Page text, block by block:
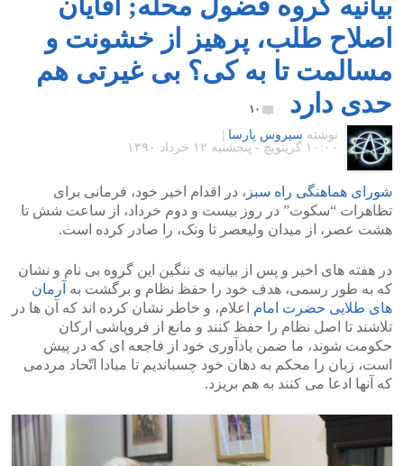
اصلاح طلب، پرهیز از خشونت و
مسالمت تا به کی؟ بی غیرتی هم
حدی دارد
۱۰
نوشته سیروس پارسا
۱۰:۰۰ گرينويچ - پنجشنبه ۱۲ خرداد ۱۳۹۰
شورای هماهنگی راه سبز ، در اقدام اخیر خود، فرمانی برای
تظاهرات “سکوت” در روز بیست و دوم خرداد، از ساعت شش تا
هشت عصر، از میدان ولیعصر تا ونک، را صادر کرده است.
در هفته های اخیر و پس از بیانیه ی ننگین این گروه بی نام و نشان
که به طور رسمی، هدف خود را حفظ نظام و برگشت به آرمان
های طلایی حضرت امام اعلام، و خاطر نشان کرده اند که آن ها در
تلاشند تا اصل نظام را حفظ کنند و مانع از فروپاشی ارکان
حکومت شوند، ما ضمن یادآوری خود از فاجعه ای که در پیش
است، زبان را محکم به دهان خود چسباندیم تا مبادا اتّحاد مردمی
که آنها ادعا می کنند به هم بریزد.